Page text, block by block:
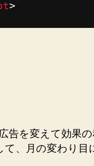
>
告を変えて効果
、月の変わり目